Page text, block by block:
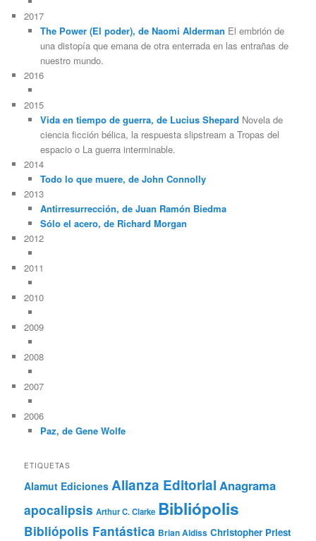
2017
The Power (El poder), de Naomi Alderman El embrión de
una distopía que emana de otra enterrada en las entrañas de
nuestro mundo.
2016
2015
Vida en tiempo de guerra, de Lucius Shepard Novela de
ciencia ficción bélica, la respuesta slipstream a Tropas del
espacio o La guerra interminable.
2014
Todo lo que muere, de John Connolly
2013
Antirresurrección, de Juan Ramón Biedma
Sólo el acero, de Richard Morgan
2012
2011
2010
2009
2008
2007
2006
Paz, de Gene Wolfe
ETIQUETAS
Alamut Ediciones Alianza Editorial Anagrama
apocalipsis Arthur C. Clarke Bibliópolis
Bibliópolis Fantástica Brian Aldiss Christopher Priest